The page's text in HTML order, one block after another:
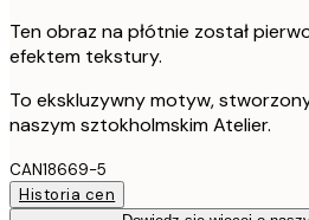
Ten obraz na płótnie został
efektem tekstury.
To ekskluzywny motyw,
naszym sztokholmskim Atelier.
CAN18669-5
Historia cen